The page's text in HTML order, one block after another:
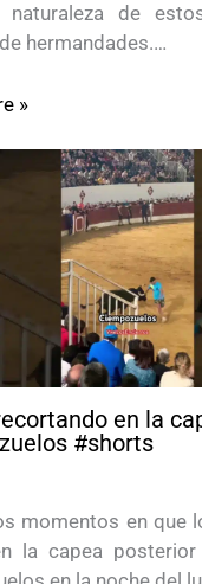
de
hermandades.…
»
en la
#shorts
momentos en que
la capea